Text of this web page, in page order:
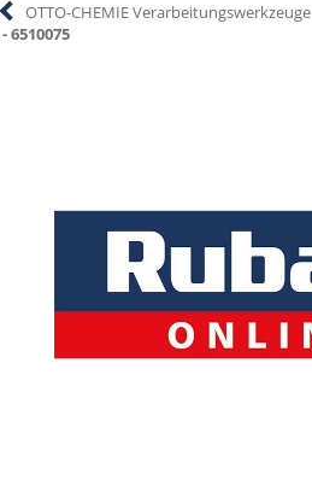
OTTO-CHEMIE Verarbeitungswerkzeuge
- 6510075